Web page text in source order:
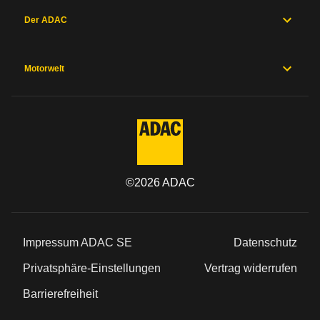
Der ADAC
Motorwelt
©2026ADAC
Impressum ADAC SE Datenschutz
Privatsphäre-Einstellungen Vertrag widerrufen
Barrierefreiheit